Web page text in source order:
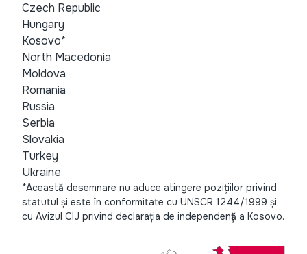
Czech Republic
Hungary
Kosovo*
North Macedonia
Moldova
Romania
Russia
Serbia
Slovakia
Turkey
Ukraine
*Această desemnare nu aduce atingere pozițiilor privind
statutul și este în conformitate cu UNSCR 1244/1999 și
cu Avizul CIJ privind declarația de independență a Kosovo.